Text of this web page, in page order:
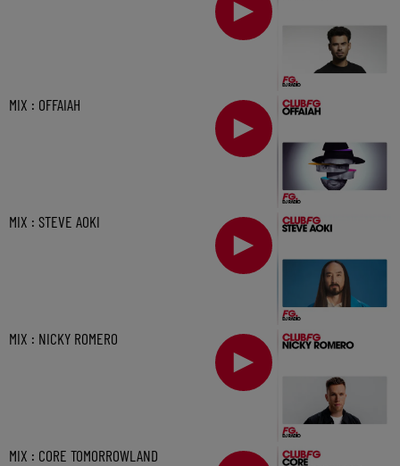
MIX : OFFAIAH
MIX : STEVE AOKI
MIX : NICKY ROMERO
MIX : CORE TOMORROWLAND